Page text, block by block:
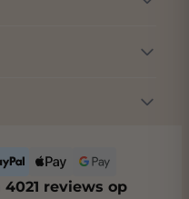
reviews op